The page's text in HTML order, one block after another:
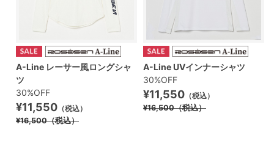
A-Line レーサー風ロングシャ
ツ
30%OFF
¥11,550 （税込）
¥16,500（税込）
A-Line UVインナーシャツ
30%OFF
¥11,550 （税込）
¥16,500（税込）